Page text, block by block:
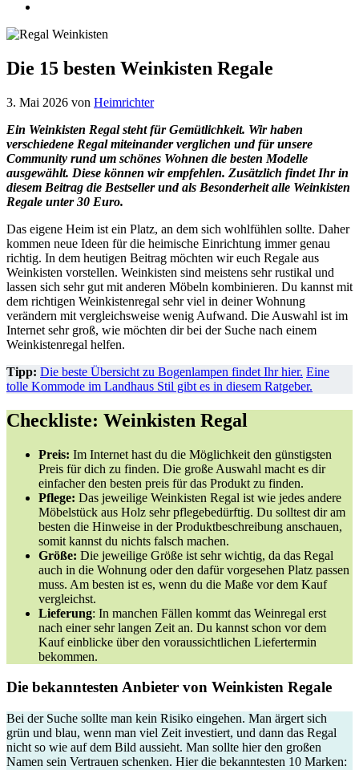
Die 15 besten Weinkisten Regale
3. Mai 2026 von Heimrichter
Ein Weinkisten Regal steht für Gemütlichkeit. Wir haben
verschiedene Regal miteinander verglichen und für unsere
Community rund um schönes Wohnen die besten Modelle
ausgewählt. Diese können wir empfehlen. Zusätzlich findet Ihr in
diesem Beitrag die Bestseller und als Besonderheit alle Weinkisten
Regale unter 30 Euro.
Das eigene Heim ist ein Platz, an dem sich wohlfühlen sollte. Daher
kommen neue Ideen für die heimische Einrichtung immer genau
richtig. In dem heutigen Beitrag möchten wir euch Regale aus
Weinkisten vorstellen. Weinkisten sind meistens sehr rustikal und
lassen sich sehr gut mit anderen Möbeln kombinieren. Du kannst mit
dem richtigen Weinkistenregal sehr viel in deiner Wohnung
verändern mit vergleichsweise wenig Aufwand. Die Auswahl ist im
Internet sehr groß, wie möchten dir bei der Suche nach einem
Weinkistenregal helfen.
Tipp: Die beste Übersicht zu Bogenlampen findet Ihr hier. Eine
tolle Kommode im Landhaus Stil gibt es in diesem Ratgeber.
Checkliste: Weinkisten Regal
Preis: Im Internet hast du die Möglichkeit den günstigsten
Preis für dich zu finden. Die große Auswahl macht es dir
einfacher den besten preis für das Produkt zu finden.
Pflege: Das jeweilige Weinkisten Regal ist wie jedes andere
Möbelstück aus Holz sehr pflegebedürftig. Du solltest dir am
besten die Hinweise in der Produktbeschreibung anschauen,
somit kannst du nichts falsch machen.
Größe: Die jeweilige Größe ist sehr wichtig, da das Regal
auch in die Wohnung oder den dafür vorgesehen Platz passen
muss. Am besten ist es, wenn du die Maße vor dem Kauf
vergleichst.
Lieferung: In manchen Fällen kommt das Weinregal erst
nach einer sehr langen Zeit an. Du kannst schon vor dem
Kauf einblicke über den voraussichtlichen Liefertermin
bekommen.
Die bekanntesten Anbieter von Weinkisten Regale
Bei der Suche sollte man kein Risiko eingehen. Man ärgert sich
grün und blau, wenn man viel Zeit investiert, und dann das Regal
nicht so wie auf dem Bild aussieht. Man sollte hier den großen
Namen sein Vertrauen schenken. Hier die bekanntesten 10 Marken: